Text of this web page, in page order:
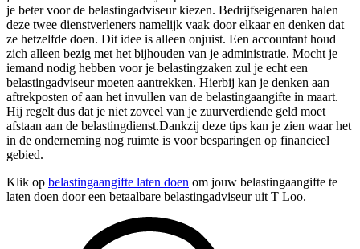
je beter voor de belastingadviseur kiezen. Bedrijfseigenaren halen
deze twee dienstverleners namelijk vaak door elkaar en denken dat
ze hetzelfde doen. Dit idee is alleen onjuist. Een accountant houd
zich alleen bezig met het bijhouden van je administratie. Mocht je
iemand nodig hebben voor je belastingzaken zul je echt een
belastingadviseur moeten aantrekken. Hierbij kan je denken aan
aftrekposten of aan het invullen van de belastingaangifte in maart.
Hij regelt dus dat je niet zoveel van je zuurverdiende geld moet
afstaan aan de belastingdienst.Dankzij deze tips kan je zien waar het
in de onderneming nog ruimte is voor besparingen op financieel
gebied.
Klik op belastingaangifte laten doen om jouw belastingaangifte te
laten doen door een betaalbare belastingadviseur uit T Loo.